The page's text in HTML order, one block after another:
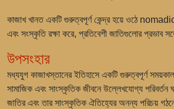
কাজাখ খানত একটি গুরুত্বপূর্ণ কেন্দ্র হয়ে ওঠে
এবং সংস্কৃতি রক্ষা করে, প্রতিবেশী জাতিগুলোর প্রভাব
উপসংহার
মধ্যযুগ কাজাখস্তানের ইতিহাসে একটি গুরুত্বপূর্ণ
সামাজিক এবং সাংস্কৃতিক জীবনে উল্লেখযোগ্য
জাতির এবং তার সাংস্কৃতিক ঐতিহ্যের অনন্য পরিচয়